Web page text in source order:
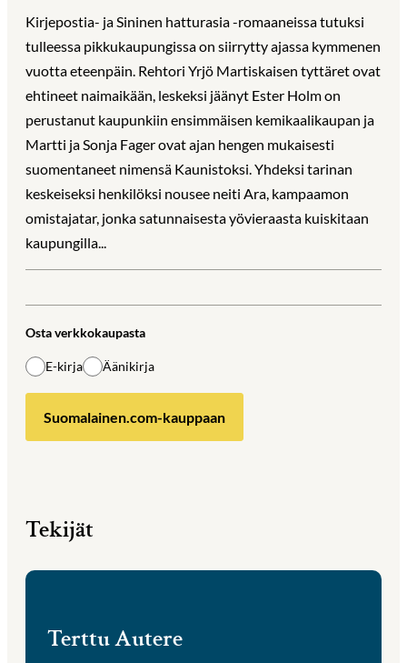
Kirjepostia- ja Sininen hatturasia -romaaneissa tutuksi
tulleessa pikkukaupungissa on siirrytty ajassa kymmenen
vuotta eteenpäin. Rehtori Yrjö Martiskaisen tyttäret ovat
ehtineet naimaikään, leskeksi jäänyt Ester Holm on
perustanut kaupunkiin ensimmäisen kemikaalikaupan ja
Martti ja Sonja Fager ovat ajan hengen mukaisesti
suomentaneet nimensä Kaunistoksi. Yhdeksi tarinan
keskeiseksi henkilöksi nousee neiti Ara, kampaamon
omistajatar, jonka satunnaisesta yövieraasta kuiskitaan
kaupungilla...
Osta verkkokaupasta
E-kirja Äänikirja
Suomalainen.com-kauppaan
Tekijät
Terttu Autere